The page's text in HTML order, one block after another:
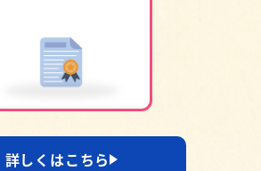
詳しくはこちら